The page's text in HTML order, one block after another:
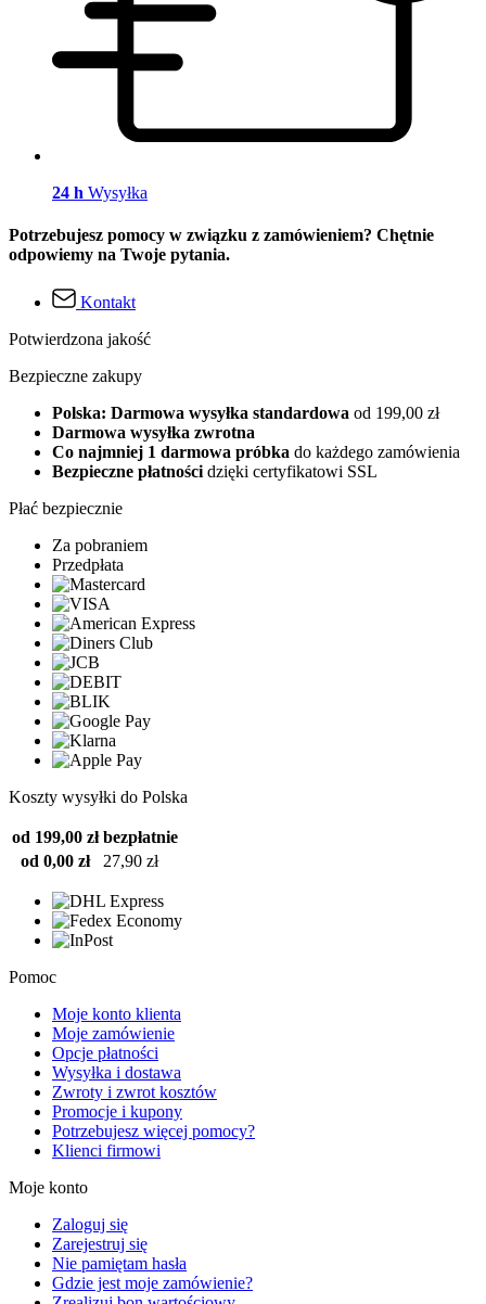
24 h Wysyłka
Potrzebujesz pomocy w związku z zamówieniem? Chętnie
odpowiemy na Twoje pytania.
Kontakt
Potwierdzona jakość
Bezpieczne zakupy
Polska: Darmowa wysyłka standardowa od 199,00 zł
Darmowa wysyłka zwrotna
Co najmniej 1 darmowa próbka do każdego zamówienia
Bezpieczne płatności dzięki certyfikatowi SSL
Płać bezpiecznie
Za pobraniem
Przedpłata
Koszty wysyłki do Polska
od 199,00 zł bezpłatnie
od 0,00 zł
27,90 zł
Pomoc
Moje konto klienta
Moje zamówienie
Opcje płatności
Wysyłka i dostawa
Zwroty i zwrot kosztów
Promocje i kupony
Potrzebujesz więcej pomocy?
Klienci firmowi
Moje konto
Zaloguj się
Zarejestruj się
Nie pamiętam hasła
Gdzie jest moje zamówienie?